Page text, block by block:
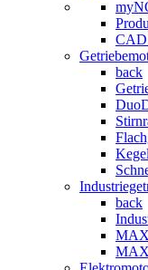
CAD
back
back